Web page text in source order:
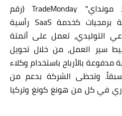
مونداي" TradeMonday (رقم
برمجيات كخدمة SaaS رأسية
التوليدي، تعمل على أتمتة
سير العمل، من خلال تحويل
مدفوعة بالأرباح باستخدام وكلاء
وتحظى الشركة بدعم من
في كل من هونغ كونغ وتركيا